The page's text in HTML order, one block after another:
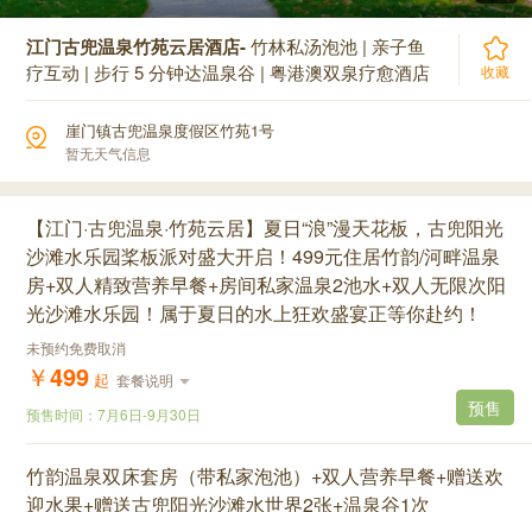
江门古兜温泉竹苑云居酒店-竹林私汤泡池 | 亲子鱼
疗互动 | 步行 5 分钟达温泉谷 | 粤港澳双泉疗愈酒店
收藏
崖门镇古兜温泉度假区竹苑1号
暂无天气信息
【江门·古兜温泉·竹苑云居】夏日“浪”漫天花板，古兜阳光
沙滩水乐园桨板派对盛大开启！499元住居竹韵/河畔温泉
房+双人精致营养早餐+房间私家温泉2池水+双人无限次阳
光沙滩水乐园！属于夏日的水上狂欢盛宴正等你赴约！
未预约免费取消
￥499 起 套餐说明
预售时间：7月6日-9月30日 预售
竹韵温泉双床套房（带私家泡池）+双人营养早餐+赠送欢
迎水果+赠送古兜阳光沙滩水世界2张+温泉谷1次